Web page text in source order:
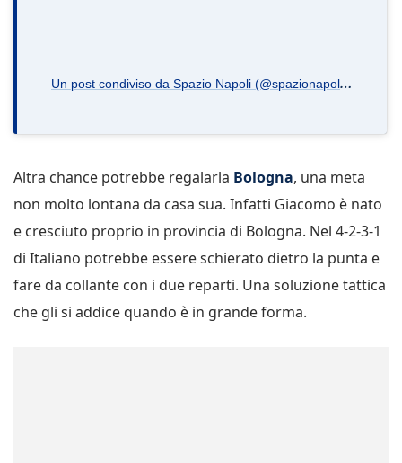
U
n post condiviso da Spazio Napoli (@spazionapoli.it)
Altra chance potrebbe regalarla Bologna, una meta
non molto lontana da casa sua. Infatti Giacomo è nato
e cresciuto proprio in provincia di Bologna. Nel 4-2-3-1
di Italiano potrebbe essere schierato dietro la punta e
fare da collante con i due reparti. Una soluzione tattica
che gli si addice quando è in grande forma.